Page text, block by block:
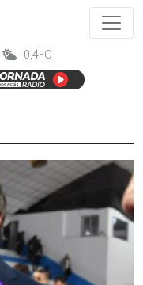
-0,4ºC